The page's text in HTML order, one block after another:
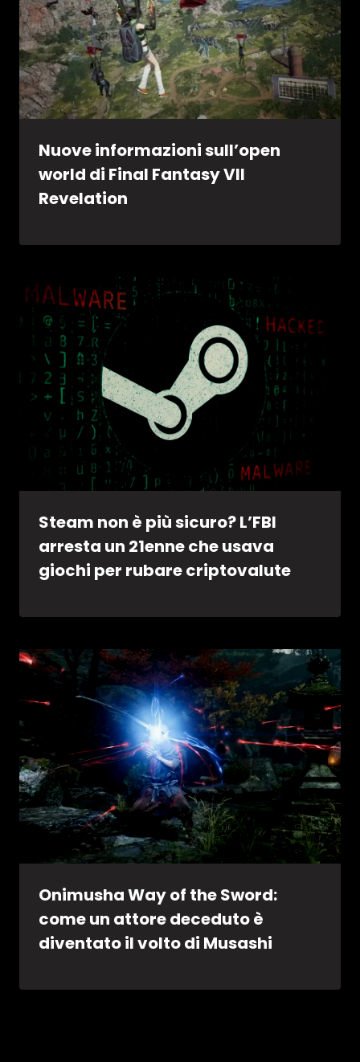
Nuove informazioni sull’open
world di Final Fantasy VII
Revelation
Steam non è più sicuro? L’FBI
arresta un 21enne che usava
giochi per rubare criptovalute
Onimusha Way of the Sword:
come un attore deceduto è
diventato il volto di Musashi